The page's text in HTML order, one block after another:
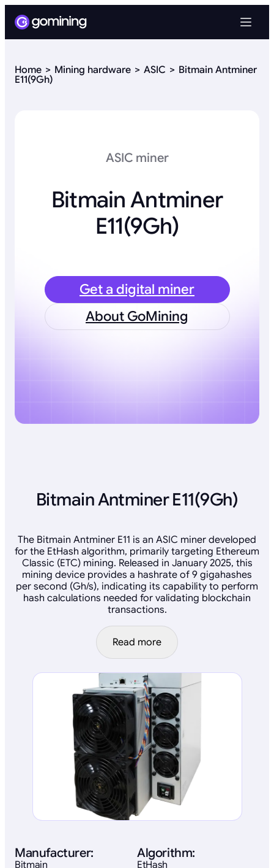
Home Mining hardware ASIC
Bitmain Antminer
E11(9Gh)
ASIC miner
Bitmain Antminer
E11(9Gh)
Get a digital miner
About GoMining
Bitmain Antminer E11(9Gh)
The Bitmain Antminer E11 is an ASIC miner developed
for the EtHash algorithm, primarily targeting Ethereum
Classic (ETC) mining. Released in January 2025, this
mining device provides a hashrate of 9 gigahashes
per second (Gh/s), indicating its capability to perform
hash calculations needed for validating blockchain
transactions.
Read more
Manufacturer:
Bitmain
Algorithm:
EtHash